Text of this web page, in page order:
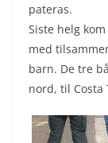
pateras.
Siste helg
med
barn. De tre
nord, til Costa